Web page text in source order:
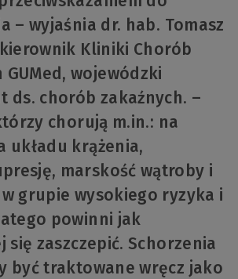
– wyjaśnia dr. hab. Tomasz
Kliniki Chorób
GUMed, wojewódzki
ds. chorób zakaźnych. –
chorują m.in.: na
układu krążenia,
marskość wątroby i
w grupie wysokiego ryzyka i
powinni jak
się zaszczepić. Schorzenia
być traktowane wręcz jako